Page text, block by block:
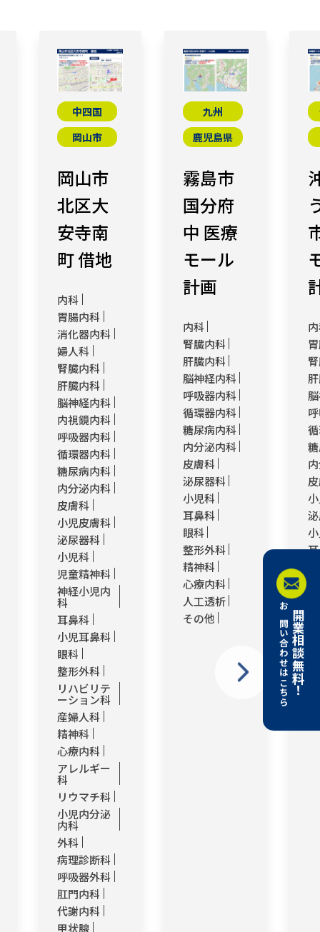
中四国
岡山市
岡山市
北区大
安寺南
町 借地
内科
胃腸内科
消化器内科
婦人科
腎臓内科
肝臓内科
脳神経内科
内視鏡内科
呼吸器内科
循環器内科
糖尿病内科
内分泌内科
皮膚科
小児皮膚科
泌尿器科
小児科
児童精神科
神経小児内
科
耳鼻科
小児耳鼻科
眼科
整形外科
リハビリテ
ーション科
産婦人科
精神科
心療内科
アレルギー
科
リウマチ科
小児内分泌
内科
外科
病理診断科
呼吸器外科
肛門内科
代謝内科
甲状腺
九州
鹿児島県
霧島市
国分府
中 医療
モール
計画
内科
腎臓内科
肝臓内科
脳神経内科
呼吸器内科
循環器内科
糖尿病内科
内分泌内科
皮膚科
泌尿器科
小児科
耳鼻科
眼科
整形外科
精神科
心療内科
人工透析
その他
開業相談無料！
お問い合わせはこちら